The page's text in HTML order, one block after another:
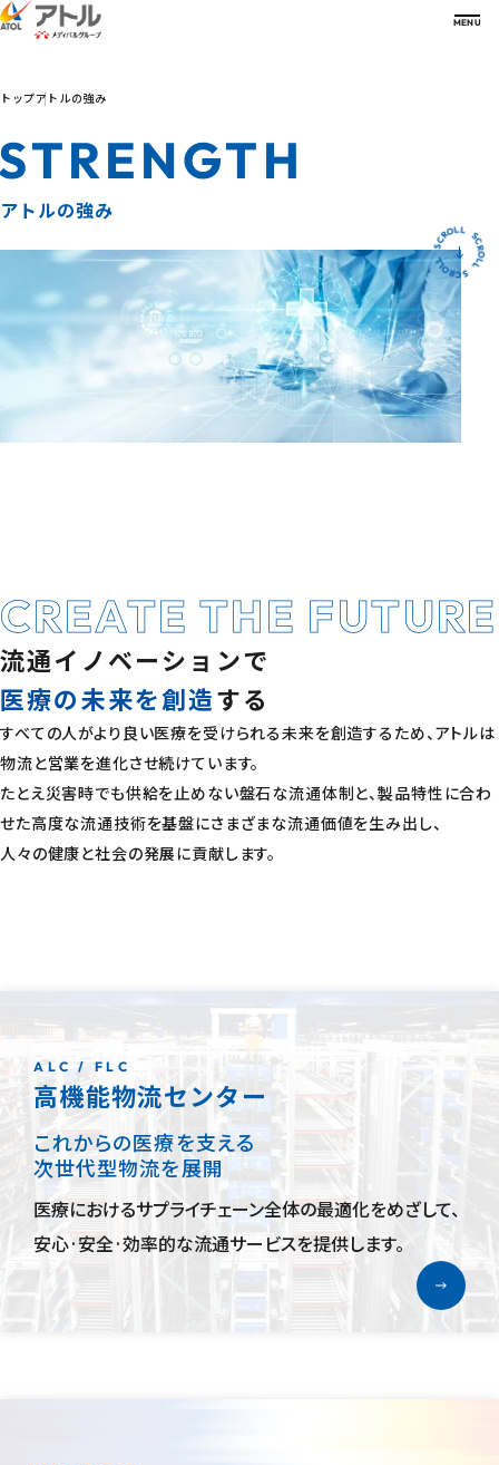
MENU
会社案内一覧
ご挨拶
経営理念・方針
主要取引メーカー
事業所一覧
認可証情報
事業・組織紹介
サステナビリティ
STRENGTH アトルの強み
強み一覧
事業継続計画
高度な専門知識を有する人材
パートナーとの協創
新たな取り組み
サービス
サービス一覧
病院関係者の方
診療所関係者の方
薬局関係者の方
医師・薬剤師・医療関係者の方
- 開業支援
製薬企業関係者の方
医療機器・臨床検査試薬メーカー関係者の方
数字で見るアトル
総合医療フェア
プライバシー・ステートメント
個人情報取扱規則
個人情報に関するお問い合わせ
© ATOL CO., LTD. All Rights Reserved.
トップアトルの強み
アトルの強み
SCROL L
S
C
R
O
L
L
S
C
R
O
L
L
CREATE THE FUTURE
流通イノベーションで
医療の未来を創造する
すべての人がより良い医療を受けられる未来を創造するため、アトルは
物流と営業を進化させ続けています。
たとえ災害時でも供給を止めない盤石な流通体制と、製品特性に合わ
せた高度な流通技術を基盤にさまざまな流通価値を生み出し、
人々の健康と社会の発展に貢献します。
ALC / FLC
高機能物流センター
これからの医療を支える
次世代型物流を展開
医療におけるサプライチェーン全体の最適化をめざして、
安心·安全·効率的な流通サービスを提供します。